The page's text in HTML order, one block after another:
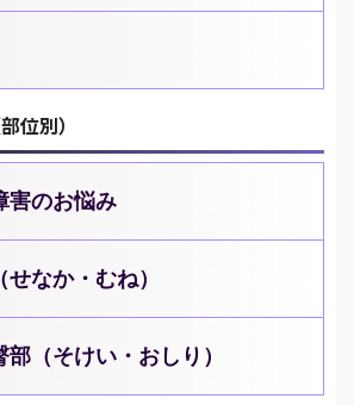
位別）
害のお悩み
なか・むね）
（そけい・おしり）